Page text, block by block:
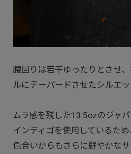
腰回りは若干ゆったりとさせ
ルにテーパードさせたシルエッ
ムラ感を残した13.5ozのジャ
インディゴを使用しているた
色合いからもさらに鮮やかな